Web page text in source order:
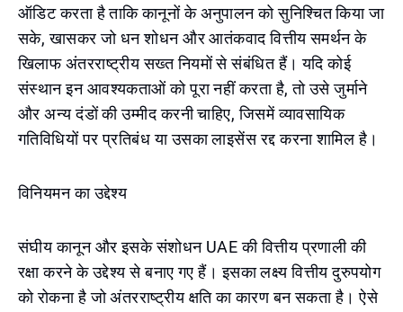
ऑडिट करता है ताकि कानूनों के अनुपालन को सुनिश्चित किया जा
सके, खासकर जो धन शोधन और आतंकवाद वित्तीय समर्थन के
खिलाफ अंतरराष्ट्रीय सख्त नियमों से संबंधित हैं। यदि कोई
संस्थान इन आवश्यकताओं को पूरा नहीं करता है, तो उसे जुर्माने
और अन्य दंडों की उम्मीद करनी चाहिए, जिसमें व्यावसायिक
गतिविधियों पर प्रतिबंध या उसका लाइसेंस रद्द करना शामिल है।
विनियमन का उद्देश्य
संघीय कानून और इसके संशोधन UAE की वित्तीय प्रणाली की
रक्षा करने के उद्देश्य से बनाए गए हैं। इसका लक्ष्य वित्तीय दुरुपयोग
को रोकना है जो अंतरराष्ट्रीय क्षति का कारण बन सकता है। ऐसे